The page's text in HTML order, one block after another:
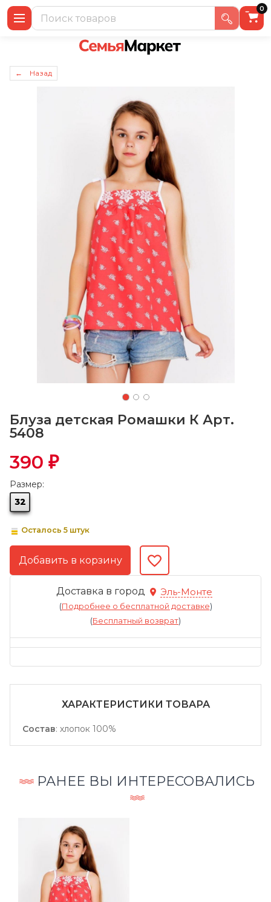
0
← Назад
Блуза детская Ромашки К Арт.
5408
390 ₽
Размер:
32
Осталось 5 штук
Доставка в город Эль-Монте
(Подробнее о бесплатной доставке)
(Бесплатный возврат)
ХАРАКТЕРИСТИКИ ТОВАРА
Состав: хлопок 100%
РАНЕЕ ВЫ ИНТЕРЕСОВАЛИСЬ